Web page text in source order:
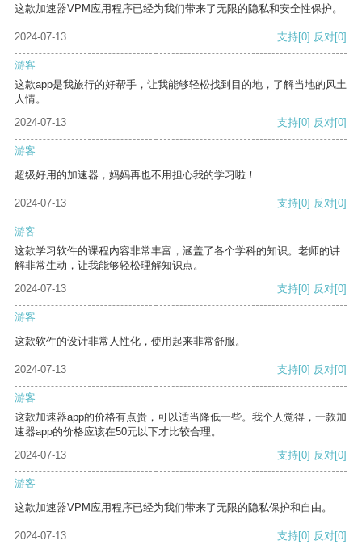
这款加速器VPM应用程序已经为我们带来了无限的隐私和安全性保护。
2024-07-13 支持[0] 反对[0]
游客
这款app是我旅行的好帮手，让我能够轻松找到目的地，了解当地的风土
人情。
2024-07-13
支持[0] 反对[0]
游客
超级好用的加速器，妈妈再也不用担心我的学习啦！
2024-07-13 支持[0] 反对[0]
游客
这款学习软件的课程内容非常丰富，涵盖了各个学科的知识。老师的讲
解非常生动，让我能够轻松理解知识点。
2024-07-13
支持[0] 反对[0]
游客
这款软件的设计非常人性化，使用起来非常舒服。
2024-07-13 支持[0] 反对[0]
游客
这款加速器app的价格有点贵，可以适当降低一些。我个人觉得，一款加
速器app的价格应该在50元以下才比较合理。
2024-07-13
支持[0] 反对[0]
游客
这款加速器VPM应用程序已经为我们带来了无限的隐私保护和自由。
2024-07-13 支持[0] 反对[0]